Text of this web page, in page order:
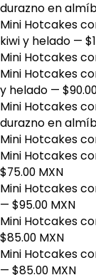
durazno en
Mini Hotcakes
kiwi y helado —
Mini Hotcakes
Mini Hotcakes
y helado —
Mini Hotcakes
durazno en
Mini Hotcakes
Mini Hotcakes
$75.00 MXN
Mini Hotcakes
— $95.00 MXN
Mini Hotcakes
$85.00 MXN
Mini Hotcakes
— $85.00 MXN